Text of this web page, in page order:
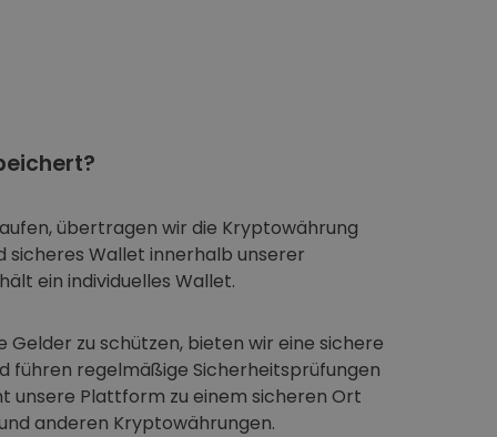
übertragen wir die Kryptowährung
sicheres Wallet innerhalb unserer
ein individuelles Wallet.
Gelder zu schützen, bieten wir eine sichere
führen regelmäßige Sicherheitsprüfungen
unsere Plattform zu einem sicheren Ort
anderen Kryptowährungen.